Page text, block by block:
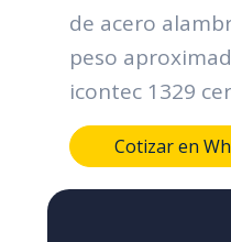
de acero
peso
icontec 1329
Cotizar en